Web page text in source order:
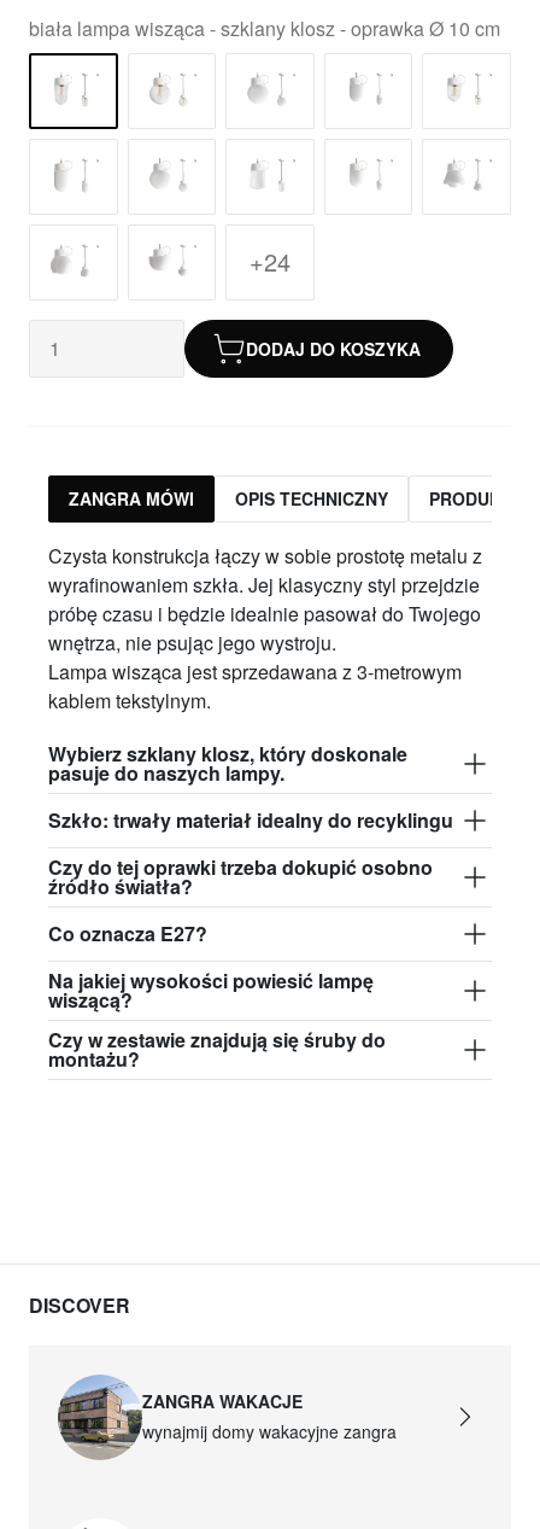
biała lampa wisząca - szklany klosz - oprawka Ø 10 cm
+24
DODAJ DO KOSZYKA
ZANGRA MÓWI OPIS TECHNICZNY PRODUKTY
Czysta konstrukcja łączy w sobie prostotę metalu z
wyrafinowaniem szkła. Jej klasyczny styl przejdzie
próbę czasu i będzie idealnie pasował do Twojego
wnętrza, nie psując jego wystroju.
Lampa wisząca jest sprzedawana z 3-metrowym
kablem tekstylnym.
Wybierz szklany klosz, który doskonale
pasuje do naszych lampy.
Szkło: trwały materiał idealny do recyklingu
Czy do tej oprawki trzeba dokupić osobno
źródło światła?
Co oznacza E27?
Na jakiej wysokości powiesić lampę
wiszącą?
Czy w zestawie znajdują się śruby do
montażu?
DISCOVER
ZANGRA WAKACJE
wynajmij domy wakacyjne zangra